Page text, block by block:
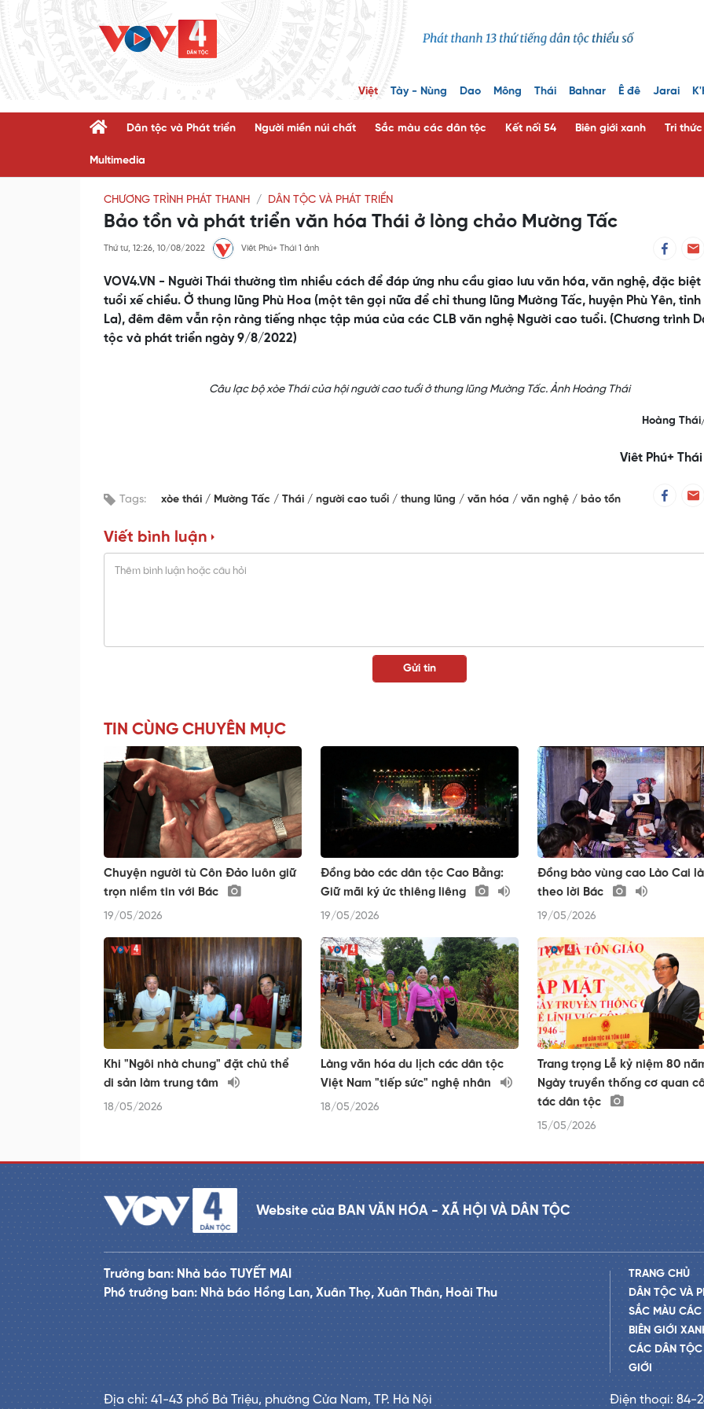
Việt Tày - Nùng Dao Mông Thái Bahnar Ê đê Jarai
Dân tộc và Phát triển Người miền núi chất Sắc màu các dân tộc Kết nối 54 Biên giới xanh Tri
Multimedia
CHƯƠNG TRÌNH PHÁT THANH DÂN TỘC VÀ PHÁT TRIỂN
Bảo tồn và phát triển văn hóa Thái ở lòng chảo Mường Tấc
Thứ tư, 12:26, 10/08/2022 Viêt Phú+ Thái 1 ảnh
VOV4.VN - Người Thái thường tìm nhiều cách để đáp ứng nhu cầu giao lưu văn hóa, văn nghệ, đặc biệt
tuổi xế chiều. Ở thung lũng Phù Hoa (một tên gọi nữa để chỉ thung lũng Mường Tấc, huyện Phù Yên, tỉnh
La), đêm đêm vẫn rộn ràng tiếng nhạc tập múa của các CLB văn nghệ Người cao tuổi. (Chương trình
tộc và phát triển ngày 9/8/2022)
Câu lạc bộ xòe Thái của hội người cao tuổi ở thung lũng Mường Tấc. Ảnh Hoàng Thái
Hoàng
Viêt Phú+ Thái
Tags: xòe thái Mường Tấc Thái người cao tuổi thung lũng văn hóa văn nghệ bảo tồn
Viết bình luận
TIN CÙNG CHUYÊN MỤC
Chuyện người tù Côn Đảo luôn giữ
trọn niềm tin với Bác
19/05/2026
Đồng bào các dân tộc Cao Bằng:
Giữ mãi ký ức thiêng liêng
19/05/2026
Đồng bào vùng cao Lào Cai
theo lời Bác
19/05/2026
Khi "Ngôi nhà chung" đặt chủ thể
di sản làm trung tâm
18/05/2026
Làng văn hóa du lịch các dân tộc
Việt Nam "tiếp sức" nghệ nhân
18/05/2026
Trang trọng Lễ kỷ niệm 80
Ngày truyền thống cơ quan
tác dân tộc
15/05/2026
Website của BAN VĂN HÓA - XÃ HỘI VÀ DÂN TỘC
Trưởng ban: Nhà báo TUYẾT MAI
Phó trưởng ban: Nhà báo Hồng Lan, Xuân Thọ, Xuân Thân, Hoài Thu
TRANG CHỦ
DÂN TỘC VÀ
SẮC MÀU
BIÊN GIỚI
CÁC DÂN TỘC
GIỚI
Địa chỉ: 41-43 phố Bà Triệu, phường Cửa Nam, TP. Hà Nội Điện thoại: 84-